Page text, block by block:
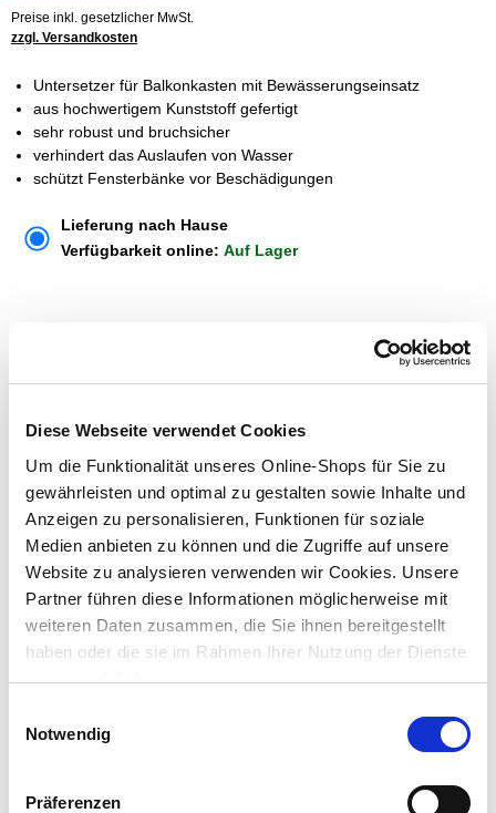
Diese Webseite verwendet Cookies
Um die Funktionalität unseres Online-Shops für Sie zu
gewährleisten und optimal zu gestalten sowie Inhalte und
Anzeigen zu personalisieren, Funktionen für soziale
Medien anbieten zu können und die Zugriffe auf unsere
Website zu analysieren verwenden wir Cookies. Unsere
Partner führen diese Informationen möglicherweise mit
weiteren Daten zusammen, die Sie ihnen bereitgestellt
haben oder die sie im Rahmen Ihrer Nutzung der Dienste
gesammelt haben.
Notwendig
Präferenzen
Preise inkl. gesetzlicher MwSt.
zzgl. Versandkosten
Untersetzer für Balkonkasten mit Bewässerungseinsatz
aus hochwertigem Kunststoff gefertigt
sehr robust und bruchsicher
verhindert das Auslaufen von Wasser
schützt Fensterbänke vor Beschädigungen
Lieferung nach Hause
Verfügbarkeit online: Auf Lager
Um Abholung im Markt nutzen zu können, wähle zunächst
Verfügbarkeit:
Menge
In den Warenkorb
Merken
ZUBEHÖR UND PASSENDE ARTIKEL: